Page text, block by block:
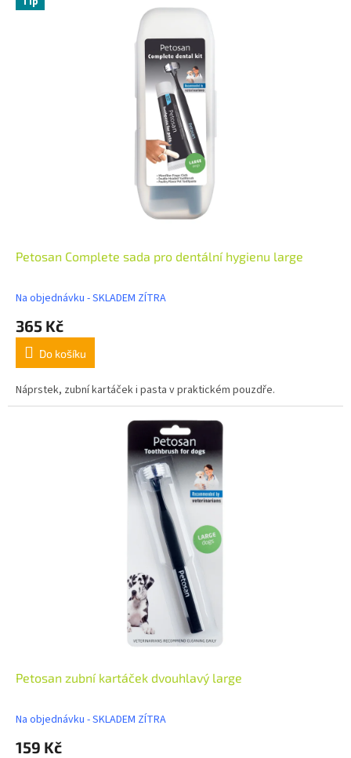
Petosan Complete sada pro dentální hygienu large
Na objednávku - SKLADEM ZÍTRA
365 Kč
Do košíku
Náprstek, zubní kartáček i pasta v praktickém pouzdře.
Petosan zubní kartáček dvouhlavý large
Na objednávku - SKLADEM ZÍTRA
159 Kč